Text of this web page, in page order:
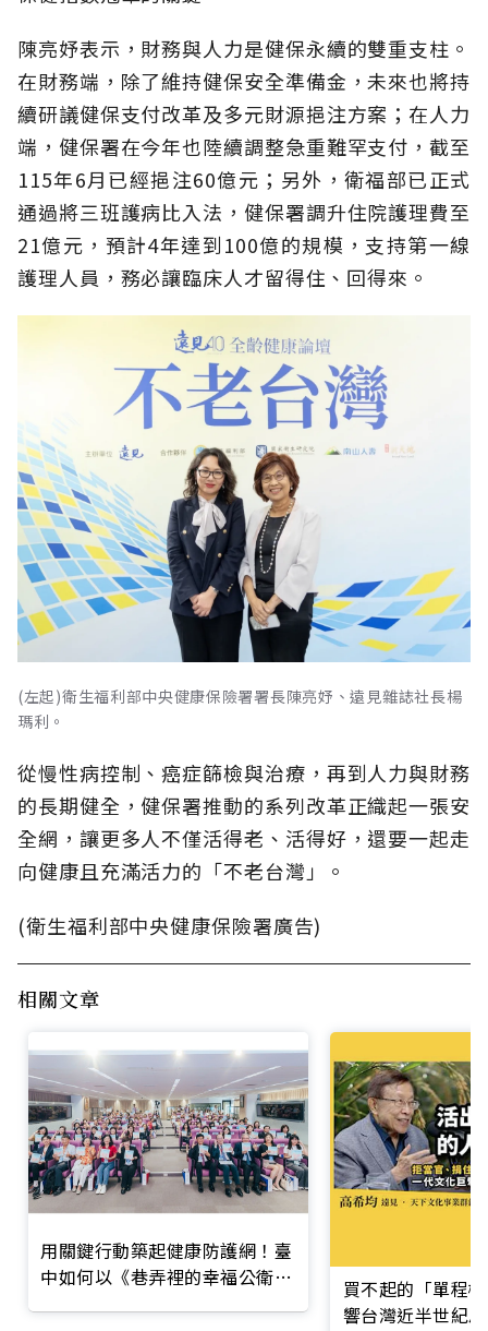
陳亮妤表示，財務與人力是健保永續的雙重支柱。
在財務端，除了維持健保安全準備金，未來也將持
續研議健保支付改革及多元財源挹注方案；在人力
端，健保署在今年也陸續調整急重難罕支付，截至
115年6月已經挹注60億元；另外，衛福部已正式
通過將三班護病比入法，健保署調升住院護理費至
21億元，預計4年達到100億的規模，支持第一線
護理人員，務必讓臨床人才留得住、回得來。
(左起)衛生福利部中央健康保險署署長陳亮妤、遠見雜誌社長楊
瑪利。
從慢性病控制、癌症篩檢與治療，再到人力與財務
的長期健全，健保署推動的系列改革正織起一張安
全網，讓更多人不僅活得老、活得好，還要一起走
向健康且充滿活力的「不老台灣」。
(衛生福利部中央健康保險署廣告)
相關文章
用關鍵行動築起健康防護網！臺
中如何以《巷弄裡的幸福公衛》
買不起的「單程
響台灣近半世紀